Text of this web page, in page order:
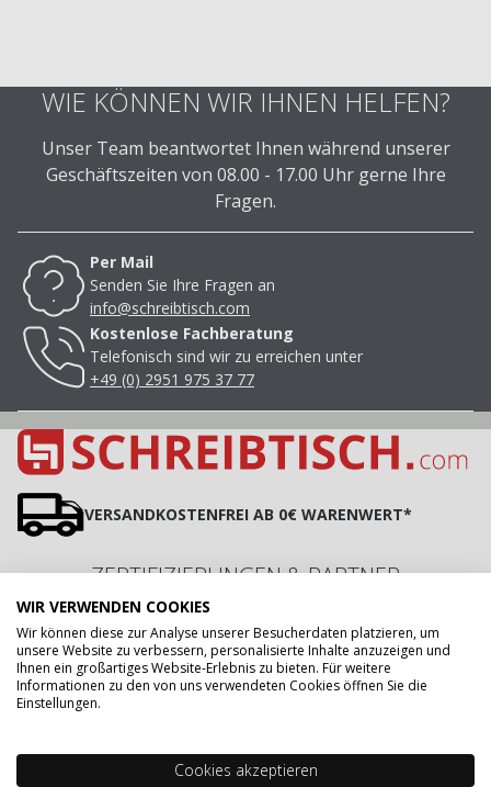
WIE KÖNNEN WIR IHNEN HELFEN?
Unser Team beantwortet Ihnen während unserer
Geschäftszeiten von 08.00 - 17.00 Uhr gerne Ihre
Fragen.
Per Mail
Senden Sie Ihre Fragen an
info@schreibtisch.com
Kostenlose Fachberatung
Telefonisch sind wir zu erreichen unter
+49 (0) 2951 975 37 77
VERSANDKOSTENFREI AB 0€ WARENWERT*
ZERTIFIZIERUNGEN & PARTNER
WIR VERWENDEN COOKIES
Wir können diese zur Analyse unserer Besucherdaten platzieren, um
unsere Website zu verbessern, personalisierte Inhalte anzuzeigen und
Ihnen ein großartiges Website-Erlebnis zu bieten. Für weitere
Informationen zu den von uns verwendeten Cookies öffnen Sie die
Einstellungen.
Cookies akzeptieren